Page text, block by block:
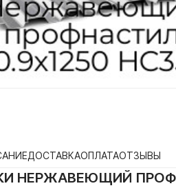
ДОСТАВКАОПЛАТАОТЗЫВЫ
НЕРЖАВЕЮЩИЙ